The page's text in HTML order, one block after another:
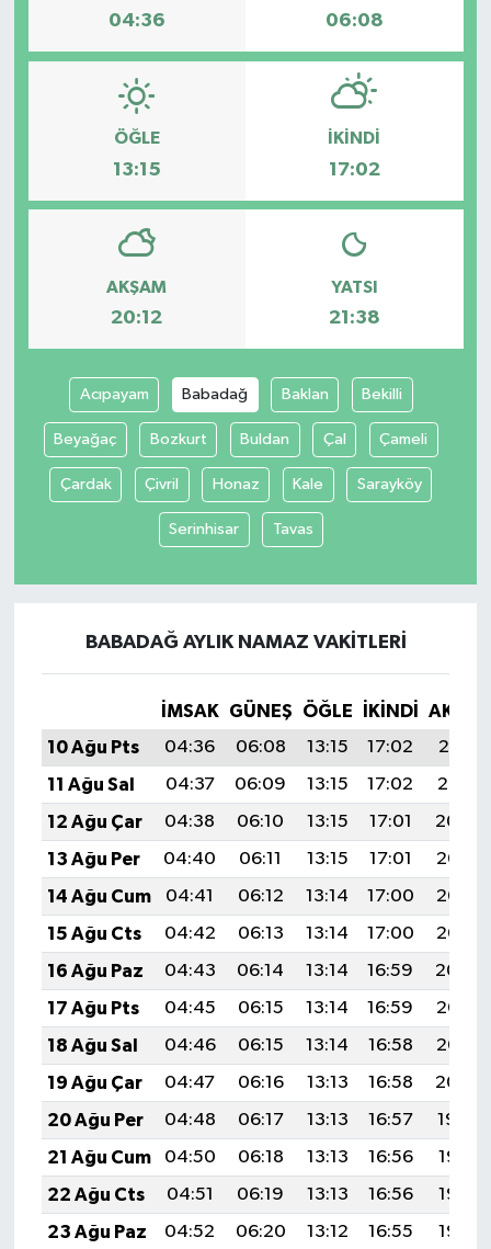
04:36 06:08
ÖĞLE
13:15
İKINDI
17:02
AKŞAM
20:12
YATSI
21:38
Acıpayam Babadağ Baklan Bekilli
Beyağaç Bozkurt Buldan Çal Çameli
Çardak Çivril Honaz Kale Sarayköy
Serinhisar Tavas
BABADAĞ AYLIK NAMAZ VAKITLERI
İMSAK GÜNEŞ ÖĞLE İKINDI
10 Ağu Pts
04:36 06:08 13:15 17:02
20:12
11 Ağu Sal
04:37 06:09 13:15 17:02
20:10
12 Ağu Çar
04:38 06:10 13:15 17:01
20:09
13 Ağu Per
04:40 06:11 13:15 17:01
20:08
14 Ağu Cum
04:41 06:12 13:14 17:00
20:07
15 Ağu Cts
04:42 06:13 13:14 17:00
20:06
16 Ağu Paz
04:43 06:14 13:14 16:59
20:04
17 Ağu Pts
04:45 06:15 13:14 16:59
20:03
18 Ağu Sal
04:46 06:15 13:14 16:58
20:02
19 Ağu Çar
04:47 06:16 13:13 16:58
20:00
20 Ağu Per
04:48 06:17 13:13 16:57
19:59
21 Ağu Cum
04:50 06:18 13:13 16:56
19:58
22 Ağu Cts
04:51 06:19 13:13 16:56
19:56
23 Ağu Paz
04:52 06:20 13:12 16:55
19:55